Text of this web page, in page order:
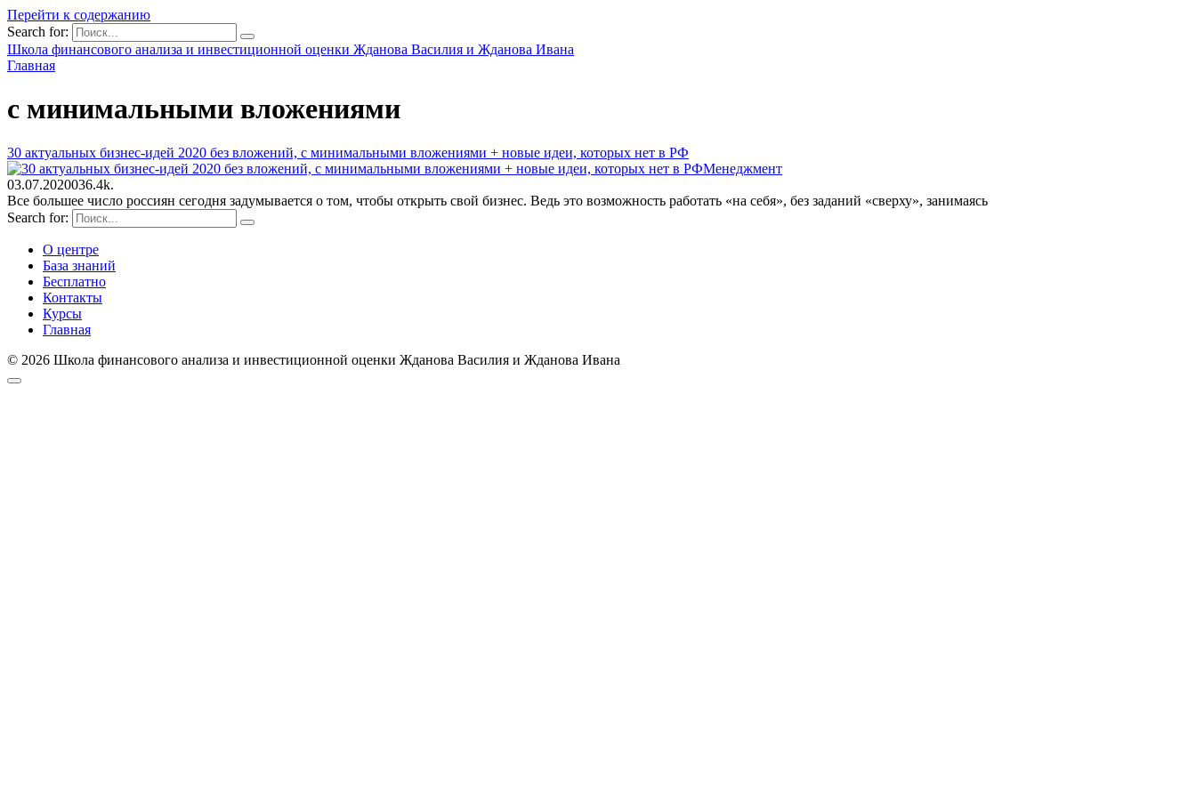
Перейти к содержанию
Search for:
Школа финансового анализа и инвестиционной оценки Жданова Василия и Жданова Ивана
Главная
с минимальными вложениями
30 актуальных бизнес-идей 2020 без вложений, с минимальными вложениями + новые идеи, которых нет в РФ
Менеджмент
03.07.2020036.4k.
Все большее число россиян сегодня задумывается о том, чтобы открыть свой бизнес. Ведь это возможность работать «на себя», без заданий «сверху», занимаясь
Search for:
О центре
База знаний
Бесплатно
Контакты
Курсы
Главная
© 2026 Школа финансового анализа и инвестиционной оценки Жданова Василия и Жданова Ивана